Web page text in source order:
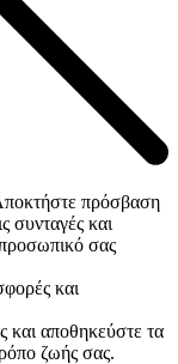
πρόσβαση
συνταγές και
σας
και
και αποθηκεύστε τα
ζωής σας.